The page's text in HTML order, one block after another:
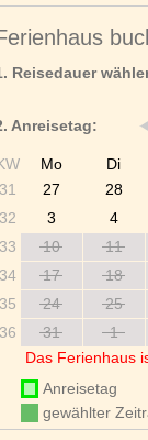
Reisedauer
Anreisetag:
Mo Di
31
27 28
32
3 4
33
10 11
34
17 18
35
24 25
36
31 1
Das Ferienhaus
Anreisetag
gewählter